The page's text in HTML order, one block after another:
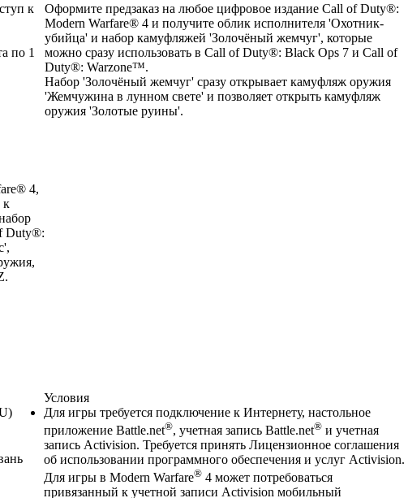
к
по 1
Оформите предзаказ на любое цифровое издание Call of Duty®:
Modern Warfare® 4 и получите облик исполнителя 'Охотник-
убийца' и набор камуфляжей 'Золочёный жемчуг', которые
можно сразу использовать в Call of Duty®: Black Ops 7 и Call of
Duty®: Warzone™.
Набор 'Золочёный жемчуг' сразу открывает камуфляж оружия
'Жемчужина в лунном свете' и позволяет открыть камуфляж
оружия 'Золотые руины'.
4,
к
Duty®:
Условия
Для игры требуется подключение к Интернету, настольное
приложение Battle.net®, учетная запись Battle.net® и учетная
запись Activision. Требуется принять Лицензионное соглашения
об использовании программного обеспечения и услуг Activision.
Для игры в Modern Warfare® 4 может потребоваться
привязанный к учетной записи Activision мобильный